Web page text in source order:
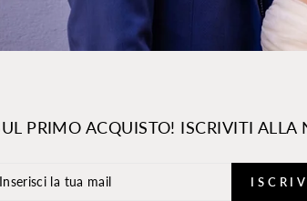
PRIMO ACQUISTO! ISCRIVITI ALLA